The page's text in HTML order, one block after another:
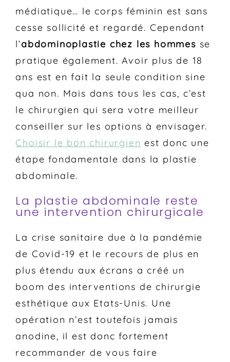
médiatique… le corps féminin est sans
cesse sollicité et regardé. Cependant
l’abdominoplastie chez les hommes se
pratique également. Avoir plus de 18
ans est en fait la seule condition sine
qua non. Mais dans tous les cas, c’est
le chirurgien qui sera votre meilleur
conseiller sur les options à envisager.
Choisir le bon chirurgien est donc une
étape fondamentale dans la plastie
abdominale.
La plastie abdominale reste
une intervention chirurgicale
La crise sanitaire due à la pandémie
de Covid-19 et le recours de plus en
plus étendu aux écrans a créé un
boom des interventions de chirurgie
esthétique aux Etats-Unis. Une
opération n’est toutefois jamais
anodine, il est donc fortement
recommander de vous faire